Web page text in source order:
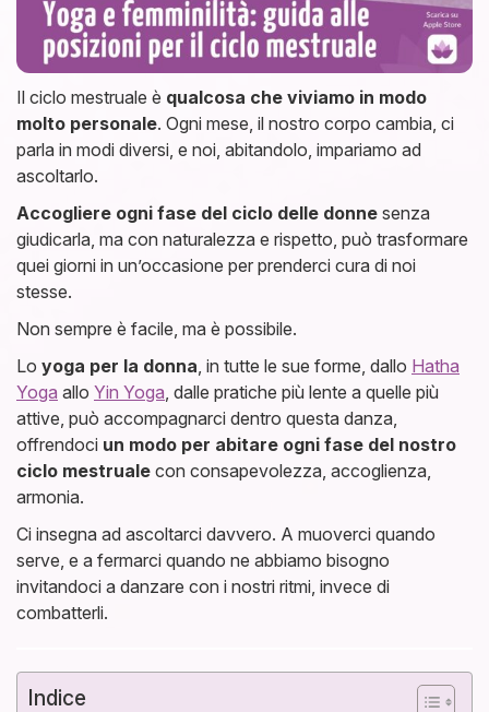
Il ciclo mestruale è qualcosa che viviamo in modo
molto personale. Ogni mese, il nostro corpo cambia, ci
parla in modi diversi, e noi, abitandolo, impariamo ad
ascoltarlo.
Accogliere ogni fase del ciclo delle donne senza
giudicarla, ma con naturalezza e rispetto, può trasformare
quei giorni in un’occasione per prenderci cura di noi
stesse.
Non sempre è facile, ma è possibile.
Lo yoga per la donna , in tutte le sue forme, dallo Hatha
Yoga allo Yin Yoga , dalle pratiche più lente a quelle più
attive, può accompagnarci dentro questa danza,
offrendoci un modo per abitare ogni fase del nostro
ciclo mestruale con consapevolezza, accoglienza,
armonia.
Ci insegna ad ascoltarci davvero. A muoverci quando
serve, e a fermarci quando ne abbiamo bisogno
invitandoci a danzare con i nostri ritmi, invece di
combatterli.
Indice